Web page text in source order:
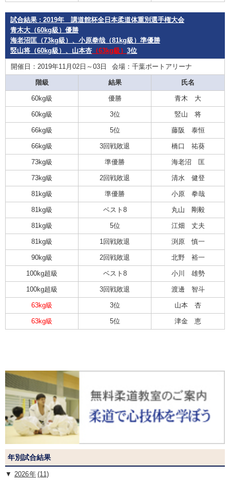
試合結果 : 2019年 講道館杯全日本柔道体重別選手権大会
青木大（60kg級）優勝
海老沼匡（73kg級）、小原拳哉（81kg級）準優勝
竪山将（60kg級）、山本杏 （63kg級） 3位
開催日：2019年11月02日～03日 会場：千葉ポートアリーナ
階級 結果 氏名
60kg級 優勝 青木 大
60kg級 3位 竪山 将
66kg級 5位 藤阪 泰恒
66kg級 3回戦敗退 橋口 祐葵
73kg級 準優勝 海老沼 匡
73kg級 2回戦敗退 清水 健登
81kg級 準優勝 小原 拳哉
81kg級 ベスト8 丸山 剛毅
81kg級 5位 江畑 丈夫
81kg級 1回戦敗退 渕原 慎一
90kg級 2回戦敗退 北野 裕一
100kg超級 ベスト8 小川 雄勢
100kg超級 3回戦敗退 渡邊 智斗
63kg級 3位 山本 杏
63kg級 5位 津金 恵
年別試合結果
2026
(11)